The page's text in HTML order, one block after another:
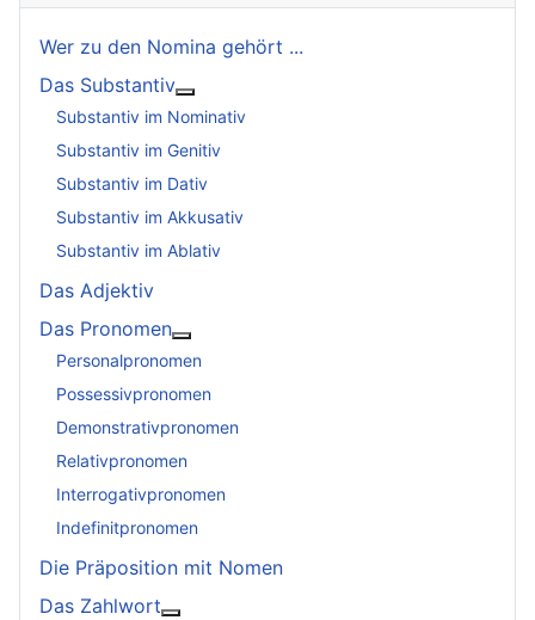
Wer zu den Nomina gehört ...
Das Substantiv
Weitere Informationen: Das Substantiv
Substantiv im Nominativ
Substantiv im Genitiv
Substantiv im Dativ
Substantiv im Akkusativ
Substantiv im Ablativ
Das Adjektiv
Das Pronomen
Personalpronomen
Possessivpronomen
Demonstrativpronomen
Relativpronomen
Interrogativpronomen
Indefinitpronomen
Die Präposition mit Nomen
Das Zahlwort